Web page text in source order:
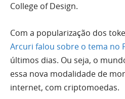
College of Design.
Com a popularização dos
Arcuri falou sobre o tema no
últimos dias. Ou seja, o
essa nova modalidade de
internet, com criptomoedas.